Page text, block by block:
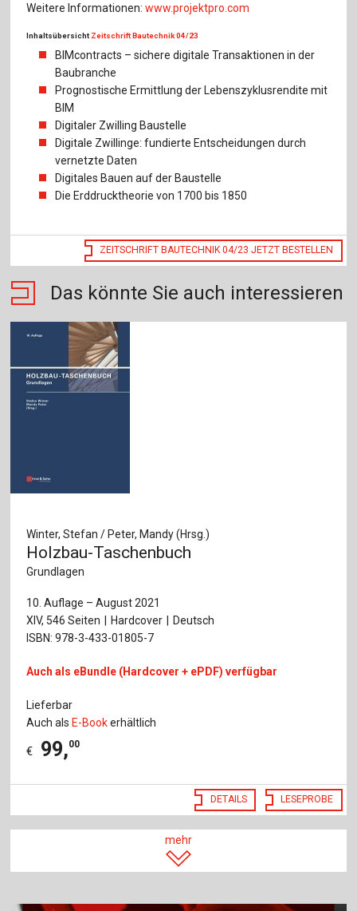
Weitere Informationen: www.projektpro.com
Inhaltsübersicht Zeitschrift Bautechnik 04/23
BIMcontracts – sichere digitale Transaktionen in der
Baubranche
Prognostische Ermittlung der Lebenszyklusrendite mit
BIM
Digitaler Zwilling Baustelle
Digitale Zwillinge: fundierte Entscheidungen durch
vernetzte Daten
Digitales Bauen auf der Baustelle
Die Erddrucktheorie von 1700 bis 1850
ZEITSCHRIFT BAUTECHNIK 04/23 JETZT BESTELLEN
Das könnte Sie auch interessieren
Winter, Stefan / Peter, Mandy (Hrsg.)
Holzbau-Taschenbuch
Grundlagen
10. Auflage – August 2021
XIV, 546 Seiten
Hardcover
Deutsch
ISBN: 978-3-433-01805-7
Auch als eBundle (Hardcover + ePDF) verfügbar
Lieferbar
Auch alsE-Bookerhältlich
€ 99,00
DETAILS LESEPROBE
mehr